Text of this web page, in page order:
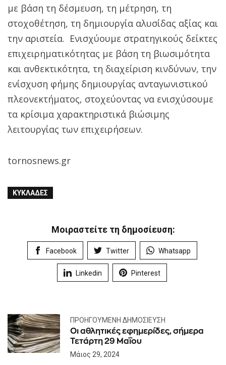
με βάση τη δέσμευση, τη μέτρηση, τη
στοχοθέτηση, τη δημιουργία αλυσίδας αξίας και
την αριστεία. Ενισχύουμε στρατηγικούς δείκτες
επιχειρηματικότητας με βάση τη βιωσιμότητα
και ανθεκτικότητα, τη διαχείριση κινδύνων, την
ενίσχυση φήμης δημιουργίας ανταγωνιστικού
πλεονεκτήματος, στοχεύοντας να ενισχύσουμε
τα κρίσιμα χαρακτηριστικά βιώσιμης
λειτουργίας των επιχειρήσεων.
tornosnews.gr
ΚΥΚΛΆΔΕΣ
Μοιραστείτε τη δημοσίευση:
Facebook Twitter Whatsapp
Linkedin Pinterest
ΠΡΟΗΓΟΎΜΕΝΗ ΔΗΜΟΣΊΕΥΣΗ
Οι αθλητικές εφημερίδες, σήμερα
Τετάρτη 29 Μαΐου
Μάιος 29, 2024